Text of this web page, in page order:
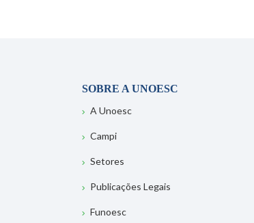
SOBRE A UNOESC
A Unoesc
Campi
Setores
Publicações Legais
Funoesc